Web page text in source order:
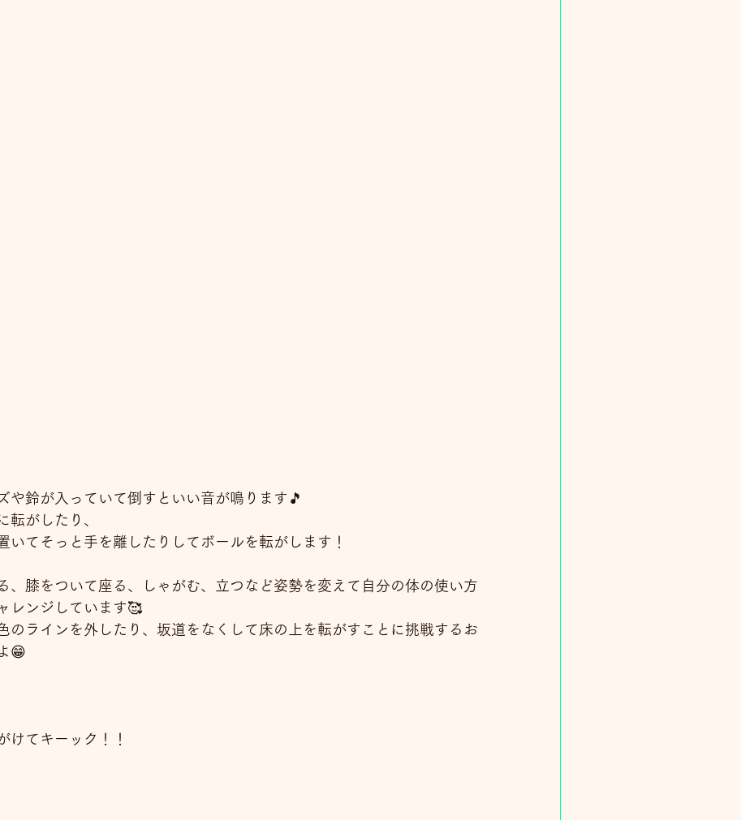
や鈴が入っていて倒すといい音が鳴ります🎵
転がしたり、
いてそっと手を離したりしてボールを転がします！
、膝をついて座る、しゃがむ、立つなど姿勢を変えて自分の体の使い方
レンジしています🥰
のラインを外したり、坂道をなくして床の上を転がすことに挑戦するお
😁
けてキーック！！